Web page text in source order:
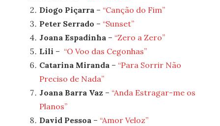
Diogo Piçarra – “Canção do Fim”
Peter Serrado – “Sunset”
Joana Espadinha – “Zero a Zero”
Lili – “O Voo das Cegonhas”
Catarina Miranda – “Para Sorrir Não
Preciso de Nada”
Joana Barra Vaz – “Anda Estragar-me os
Planos”
David Pessoa – “Amor Veloz”